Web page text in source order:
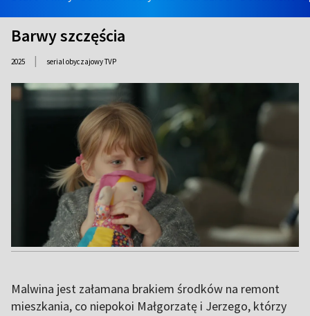
Barwy szczęścia
2025 | serial obyczajowy TVP
Malwina jest załamana brakiem środków na remont
mieszkania, co niepokoi Małgorzatę i Jerzego, którzy